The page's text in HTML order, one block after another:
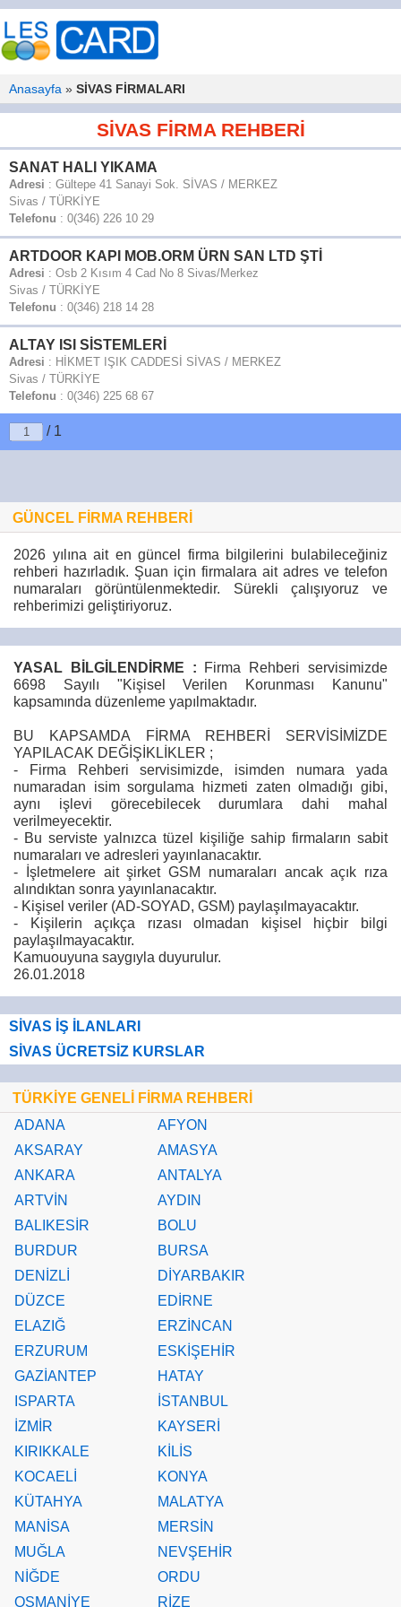
Anasayfa » SİVAS FİRMALARI
SİVAS FİRMA REHBERİ
SANAT HALI YIKAMA
Adresi : Gültepe 41 Sanayi Sok. SİVAS / MERKEZ
Sivas / TÜRKİYE
Telefonu : 0(346) 226 10 29
ARTDOOR KAPI MOB.ORM ÜRN SAN LTD ŞTİ
Adresi : Osb 2 Kısım 4 Cad No 8 Sivas/Merkez
Sivas / TÜRKİYE
Telefonu : 0(346) 218 14 28
ALTAY ISI SİSTEMLERİ
Adresi : HİKMET IŞIK CADDESİ SİVAS / MERKEZ
Sivas / TÜRKİYE
Telefonu : 0(346) 225 68 67
/ 1
GÜNCEL FİRMA REHBERİ
2026 yılına ait en güncel firma bilgilerini bulabileceğiniz
rehberi hazırladık. Şuan için firmalara ait adres ve telefon
numaraları görüntülenmektedir. Sürekli çalışıyoruz ve
rehberimizi geliştiriyoruz.
YASAL BİLGİLENDİRME : Firma Rehberi servisimizde
6698 Sayılı "Kişisel Verilen Korunması Kanunu"
kapsamında düzenleme yapılmaktadır.
BU KAPSAMDA FİRMA REHBERİ SERVİSİMİZDE
YAPILACAK DEĞİŞİKLİKLER ;
- Firma Rehberi servisimizde, isimden numara yada
numaradan isim sorgulama hizmeti zaten olmadığı gibi,
aynı işlevi görecebilecek durumlara dahi mahal
verilmeyecektir.
- Bu serviste yalnızca tüzel kişiliğe sahip firmaların sabit
numaraları ve adresleri yayınlanacaktır.
- İşletmelere ait şirket GSM numaraları ancak açık rıza
alındıktan sonra yayınlanacaktır.
- Kişisel veriler (AD-SOYAD, GSM) paylaşılmayacaktır.
- Kişilerin açıkça rızası olmadan kişisel hiçbir bilgi
paylaşılmayacaktır.
Kamuouyuna saygıyla duyurulur.
26.01.2018
SİVAS İŞ İLANLARI
SİVAS ÜCRETSİZ KURSLAR
TÜRKİYE GENELİ FİRMA REHBERİ
ADANA
AFYON
AKSARAY
AMASYA
ANKARA
ANTALYA
ARTVİN
AYDIN
BALIKESİR
BOLU
BURDUR
BURSA
DENİZLİ
DİYARBAKIR
DÜZCE
EDİRNE
ELAZIĞ
ERZİNCAN
ERZURUM
ESKİŞEHİR
GAZİANTEP
HATAY
ISPARTA
İSTANBUL
İZMİR
KAYSERİ
KIRIKKALE
KİLİS
KOCAELİ
KONYA
KÜTAHYA
MALATYA
MANİSA
MERSİN
MUĞLA
NEVŞEHİR
NİĞDE
ORDU
OSMANİYE
RİZE